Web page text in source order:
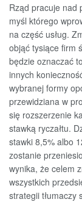
Rząd pracuje nad
myśl którego
na część usług.
objąć tysiące firm
będzie oznaczać
innych
wybranej formy
przewidziana w
się rozszerzenie
stawką ryczałtu.
stawki 8,5% albo
zostanie
wynika, że celem
wszystkich
strategii tłumaczy